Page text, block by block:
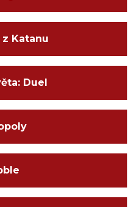
Katanu
Duel